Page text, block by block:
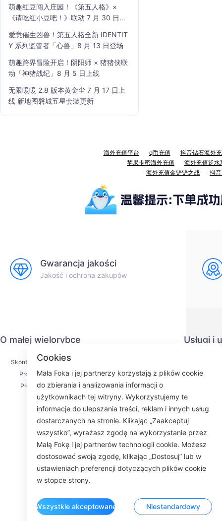
萌趣红豆闯入庄园！《第五人格》×
《请吃红小豆吧！》联动 7 月 30 日开
爱意催生凶兽！第五人格全新 IDENTIT
Y 系列监管者「心兽」8 月 13 日登场
萌趣跨界冒险开启！阴阳师 × 猪猪侠联
动「神猪战纪」8 月 5 日上线
无限暖暖 2.8 版本黄金尘 7 月 17 日上
线 新地图磐城五星套装更新
海外充值平台 q币充值
抖音钻石海外
苹果卡密海外充值
海外充值逆水
海外充值金铲铲之战
抖
Gwarancja jakości
Jakość i ochrona zakupów
O małej wielorybce
Skontaktuj się z nami
Proces wysyłki
Proces zwrotu
O nas
Usługi i
Metoda
ROOM
Cookies
Mała Foka i jej partnerzy korzystają z plików cookie
do zbierania i analizowania informacji o
użytkownikach tej witryny. Wykorzystujemy te
informacje do ulepszania treści, reklam i innych usług
dostarczanych na stronie. Klikając „Zaakceptuj
wszystko”, wyrażasz zgodę na wykorzystanie przez
Małą Fokę i jej partnerów technologii cookie. Możesz
dostosować swoją zgodę, klikając „Dostosuj” lub w
ustawieniach preferencji dotyczących plików cookie
w stopce strony.
Wszystkie akceptowane Niestandardowy